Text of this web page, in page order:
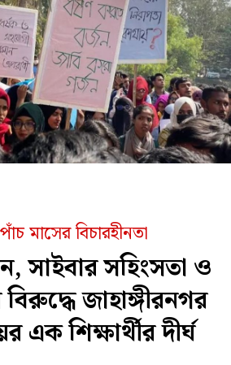
মাসের বিচারহীনতা
সাইবার সহিংসতা ও
বিরুদ্ধে জাহাঙ্গীরনগর
এক শিক্ষার্থীর দীর্ঘ